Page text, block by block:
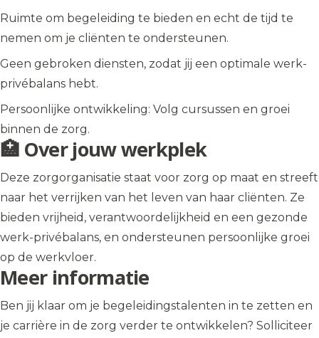
Ruimte om begeleiding te bieden en echt de tijd te
nemen om je cliënten te ondersteunen.
Geen gebroken diensten, zodat jij een optimale werk-
privébalans hebt.
Persoonlijke ontwikkeling: Volg cursussen en groei
binnen de zorg.
🏥 Over jouw werkplek
Deze zorgorganisatie staat voor zorg op maat en streeft
naar het verrijken van het leven van haar cliënten. Ze
bieden vrijheid, verantwoordelijkheid en een gezonde
werk-privébalans, en ondersteunen persoonlijke groei
op de werkvloer.
Meer informatie
Ben jij klaar om je begeleidingstalenten in te zetten en
je carrière in de zorg verder te ontwikkelen? Solliciteer